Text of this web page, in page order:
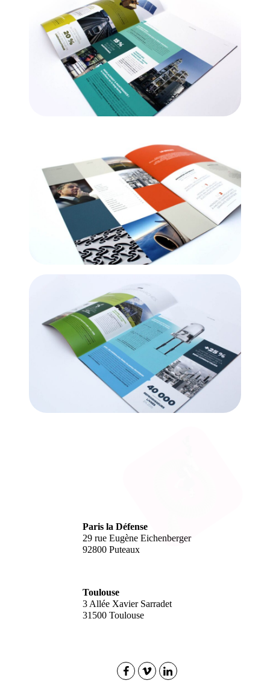
Paris la Défense
29 rue Eugène Eichenberger
92800 Puteaux
Toulouse
3 Allée Xavier Sarradet
31500 Toulouse